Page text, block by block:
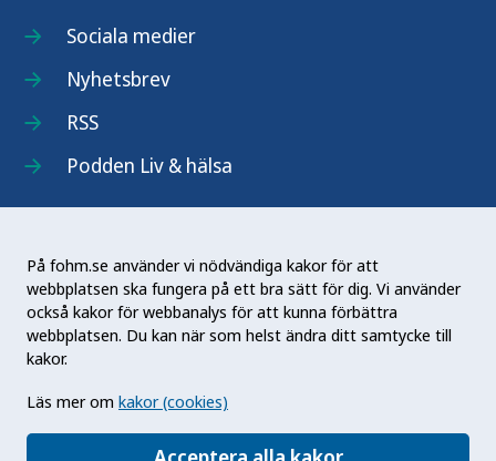
På fohm.se använder vi nödvändiga kakor för att
webbplatsen ska fungera på ett bra sätt för dig. Vi använder
också kakor för webbanalys för att kunna förbättra
webbplatsen. Du kan när som helst ändra ditt samtycke till
kakor.
Läs mer om kakor (cookies)
Sociala medier
Nyhetsbrev
RSS
Podden Liv & hälsa
Folkhälsomyndigheten (Fohm) är en nationell
kunskapsmyndighet som arbetar för en bättre
folkhälsa. Det gör myndigheten genom att
främja hälsa, förebygga ohälsa och skydda mot
hälsohot. Vår vision är en folkhälsa som stärker